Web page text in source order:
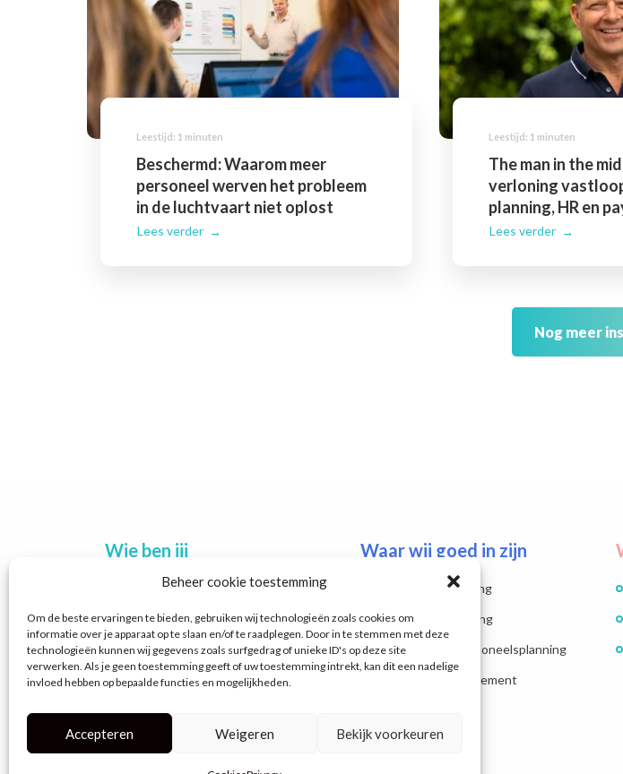
Beheer cookie toestemming
Om de beste ervaringen te bieden, gebruiken wij technologieën zoals cookies om
informatie over je apparaat op te slaan en/of te raadplegen. Door in te stemmen met deze
technologieën kunnen wij gegevens zoals surfgedrag of unieke ID's op deze site
verwerken. Als je geen toestemming geeft of uw toestemming intrekt, kan dit een nadelige
invloed hebben op bepaalde functies en mogelijkheden.
Accepteren Weigeren Bekijk voorkeuren
Beschermd: Waarom meer
personeel werven het probleem
in de luchtvaart niet oplost
Lees verder
The man in the
verloning
planning, HR en
Lees verder
Nog meer
Wie ben jij
CFO
COO
HR
Planner
Waar wij goed in zijn
Personeelsplanning
Capaciteitsplanning
Strategische personeelsplanning
Workforce management